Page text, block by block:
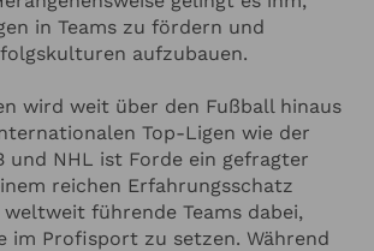
gefragt: Er arbeitet eng
zusammen und
und Übernahmen großer
mehrere Premier-League-
ist er Co-Autor des Buches
das er gemeinsam mit dem
Carlo Ancelotti
in Teams zu fördern und
aufzubauen.
wird weit über den Fußball hinaus
Top-Ligen wie der
und NHL ist Forde ein gefragter
reichen Erfahrungsschatz
führende Teams dabei,
im Profisport zu setzen. Während
IHRER VERANSTALTUNG Hinzufügen
dass meine Angaben zur Kontaktaufnahme
dauerhaft gespeichert werden.*
regelmässigen Abständen mit dem LSB
Neuigkeiten informiert werden (Das
kann jederzeit beendet werden).
Sie in unsererDatenschutzerklärung